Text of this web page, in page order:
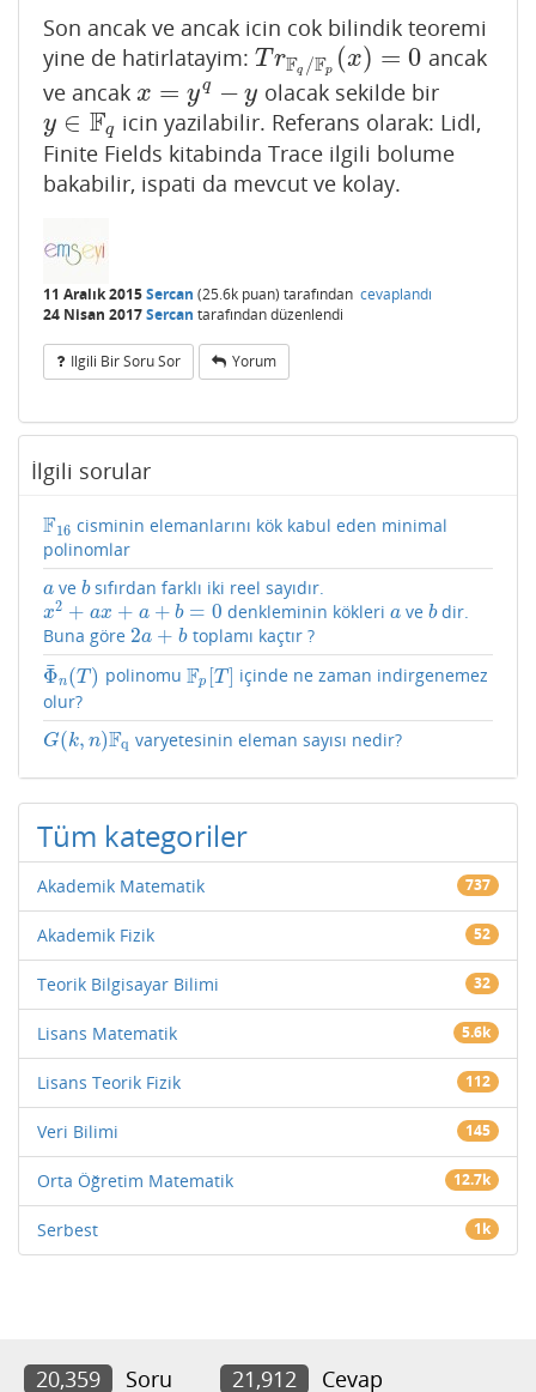
Son ancak ve ancak icin cok bilindik teoremi
yine de hatirlatayim: T rFq /Fp (x) = 0
TrFq Fp x)=0
ancak
ve ancak x = yq − y
x= yq −y olacak sekilde bir
y ∈ Fq
y∈F q
icin yazilabilir. Referans olarak: Lidl,
Finite Fields kitabinda Trace ilgili bolume
bakabilir, ispati da mevcut ve kolay.
11 Aralık 2015Sercan (25.6k puan) tarafından cevaplandı
24 Nisan 2017Sercan tarafındandüzenlendi
Ilgili Bir Soru Sor Yorum
İlgili sorular
F16
F16 cisminin elemanlarını kök kabul eden minimal
polinomlar
a
ave b
bsıfırdan farklı iki reel sayıdır.
x2 + ax + a + b = 0
x2+ax +a+ b= 0 denkleminin kökleria
ave b
bdir.
Buna göre 2a + b
2a+b toplamı kaçtır ?
Φ
¯n (T)
Φ¯n(T) polinomu Fp [T ]
Fp[ T] içinde ne zaman indirgenemez
olur?
G(k, n)Fq
G(k,n) Fq varyetesinin eleman sayısı nedir?
Tüm kategoriler
Akademik Matematik 737
Akademik Fizik 52
Teorik Bilgisayar Bilimi 32
Lisans Matematik 5.6k
Lisans Teorik Fizik 112
Veri Bilimi 145
Orta Öğretim Matematik 12.7k
Serbest 1k
20,359 Soru 21,912 Cevap